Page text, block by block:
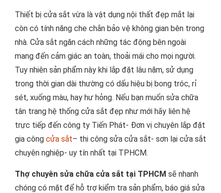
Thiết bị cửa sắt vừa là vật dụng nội thất đẹp mắt lại
còn có tính năng che chắn bảo vệ không gian bên trong
nhà. Cửa sắt ngăn cách những tác động bên ngoài
mang đến cảm giác an toàn, thoải mái cho mọi người.
Tuy nhiên sản phẩm này khi lắp đặt lâu năm, sử dụng
trong thời gian dài thường có dấu hiệu bị bong tróc, rỉ
sét, xuống màu, hay hư hỏng. Nếu bạn muốn sửa chữa
tân trang hệ thống cửa sắt đẹp như mới hãy liên hệ
trực tiếp đến công ty Tiến Phát- Đơn vị chuyên lắp đặt
gia công cửa sắt– thi công sửa cửa sắt- sơn lại cửa sắt
chuyên nghiệp- uy tín nhất tại TPHCM.
Thợ chuyên sửa chữa cửa sắt tại TPHCM sẽ nhanh
chóng có mặt để hỗ trợ kiểm tra sản phẩm, báo giá sửa